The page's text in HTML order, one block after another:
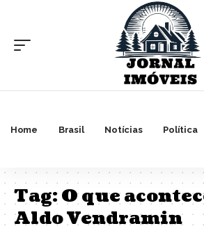
Home Brasil Notícias Política
Tag:O que
Aldo Vendramin